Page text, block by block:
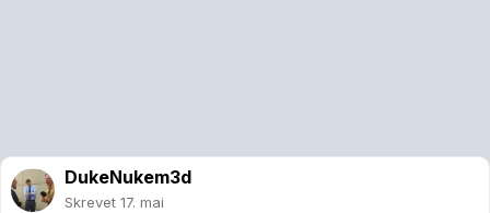
DukeNukem3d
Skrevet 17. mai